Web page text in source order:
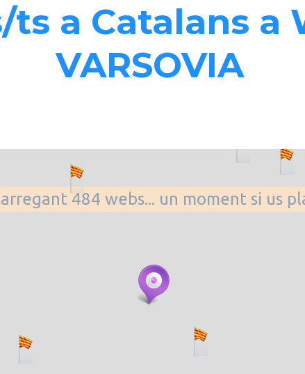
a Catalans a
VARSOVIA
484 webs... un moment si us